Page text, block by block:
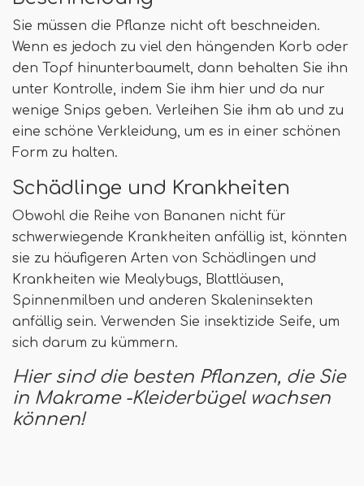
Sie müssen die Pflanze nicht oft beschneiden.
Wenn es jedoch zu viel den hängenden Korb oder
den Topf hinunterbaumelt, dann behalten Sie ihn
unter Kontrolle, indem Sie ihm hier und da nur
wenige Snips geben. Verleihen Sie ihm ab und zu
eine schöne Verkleidung, um es in einer schönen
Form zu halten.
Schädlinge und Krankheiten
Obwohl die Reihe von Bananen nicht für
schwerwiegende Krankheiten anfällig ist, könnten
sie zu häufigeren Arten von Schädlingen und
Krankheiten wie Mealybugs, Blattläusen,
Spinnenmilben und anderen Skaleninsekten
anfällig sein. Verwenden Sie insektizide Seife, um
sich darum zu kümmern.
Hier sind die besten Pflanzen, die Sie
in Makrame -Kleiderbügel wachsen
können!